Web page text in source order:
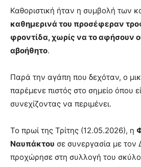
Καθοριστική ήταν η συμβολή των
καθημερινά του προσέφεραν
φροντίδα, χωρίς να το αφήσουν
αβοήθητο.
Παρά την αγάπη που δεχόταν, ο
παρέμενε πιστός στο σημείο όπου
συνεχίζοντας να περιμένει.
Το πρωί της Τρίτης (12.05.2026), η
Ναυπάκτου σε συνεργασία με
προχώρησε στη συλλογή του